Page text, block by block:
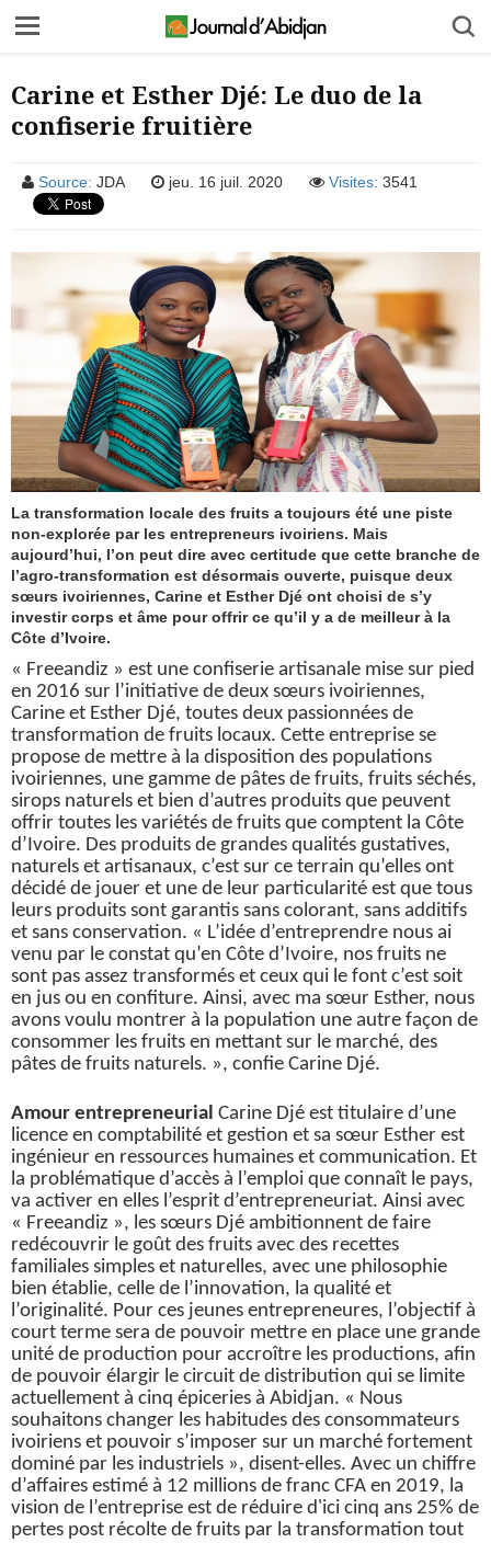
Carine et Esther Djé: Le duo de la
confiserie fruitière
Source: JDA jeu. 16 juil. 2020 Visites: 3541
La transformation locale des fruits a toujours été une piste
non-explorée par les entrepreneurs ivoiriens. Mais
aujourd’hui, l’on peut dire avec certitude que cette branche de
l’agro-transformation est désormais ouverte, puisque deux
sœurs ivoiriennes, Carine et Esther Djé ont choisi de s’y
investir corps et âme pour offrir ce qu’il y a de meilleur à la
Côte d’Ivoire.
« Freeandiz » est une confiserie artisanale mise sur pied
en 2016 sur l’initiative de deux sœurs ivoiriennes,
Carine et Esther Djé, toutes deux passionnées de
transformation de fruits locaux. Cette entreprise se
propose de mettre à la disposition des populations
ivoiriennes, une gamme de pâtes de fruits, fruits séchés,
sirops naturels et bien d’autres produits que peuvent
offrir toutes les variétés de fruits que comptent la Côte
d’Ivoire. Des produits de grandes qualités gustatives,
naturels et artisanaux, c’est sur ce terrain qu’elles ont
décidé de jouer et une de leur particularité est que tous
leurs produits sont garantis sans colorant, sans additifs
et sans conservation. « L’idée d’entreprendre nous ai
venu par le constat qu’en Côte d’Ivoire, nos fruits ne
sont pas assez transformés et ceux qui le font c’est soit
en jus ou en confiture. Ainsi, avec ma sœur Esther, nous
avons voulu montrer à la population une autre façon de
consommer les fruits en mettant sur le marché, des
pâtes de fruits naturels. », confie Carine Djé.
Amour entrepreneurial Carine Djé est titulaire d’une
licence en comptabilité et gestion et sa sœur Esther est
ingénieur en ressources humaines et communication. Et
la problématique d’accès à l’emploi que connaît le pays,
va activer en elles l’esprit d’entrepreneuriat. Ainsi avec
« Freeandiz », les sœurs Djé ambitionnent de faire
redécouvrir le goût des fruits avec des recettes
familiales simples et naturelles, avec une philosophie
bien établie, celle de l’innovation, la qualité et
l’originalité. Pour ces jeunes entrepreneures, l’objectif à
court terme sera de pouvoir mettre en place une grande
unité de production pour accroître les productions, afin
de pouvoir élargir le circuit de distribution qui se limite
actuellement à cinq épiceries à Abidjan. « Nous
souhaitons changer les habitudes des consommateurs
ivoiriens et pouvoir s’imposer sur un marché fortement
dominé par les industriels », disent-elles. Avec un chiffre
d’affaires estimé à 12 millions de franc CFA en 2019, la
vision de l’entreprise est de réduire d'ici cinq ans 25% de
pertes post récolte de fruits par la transformation tout